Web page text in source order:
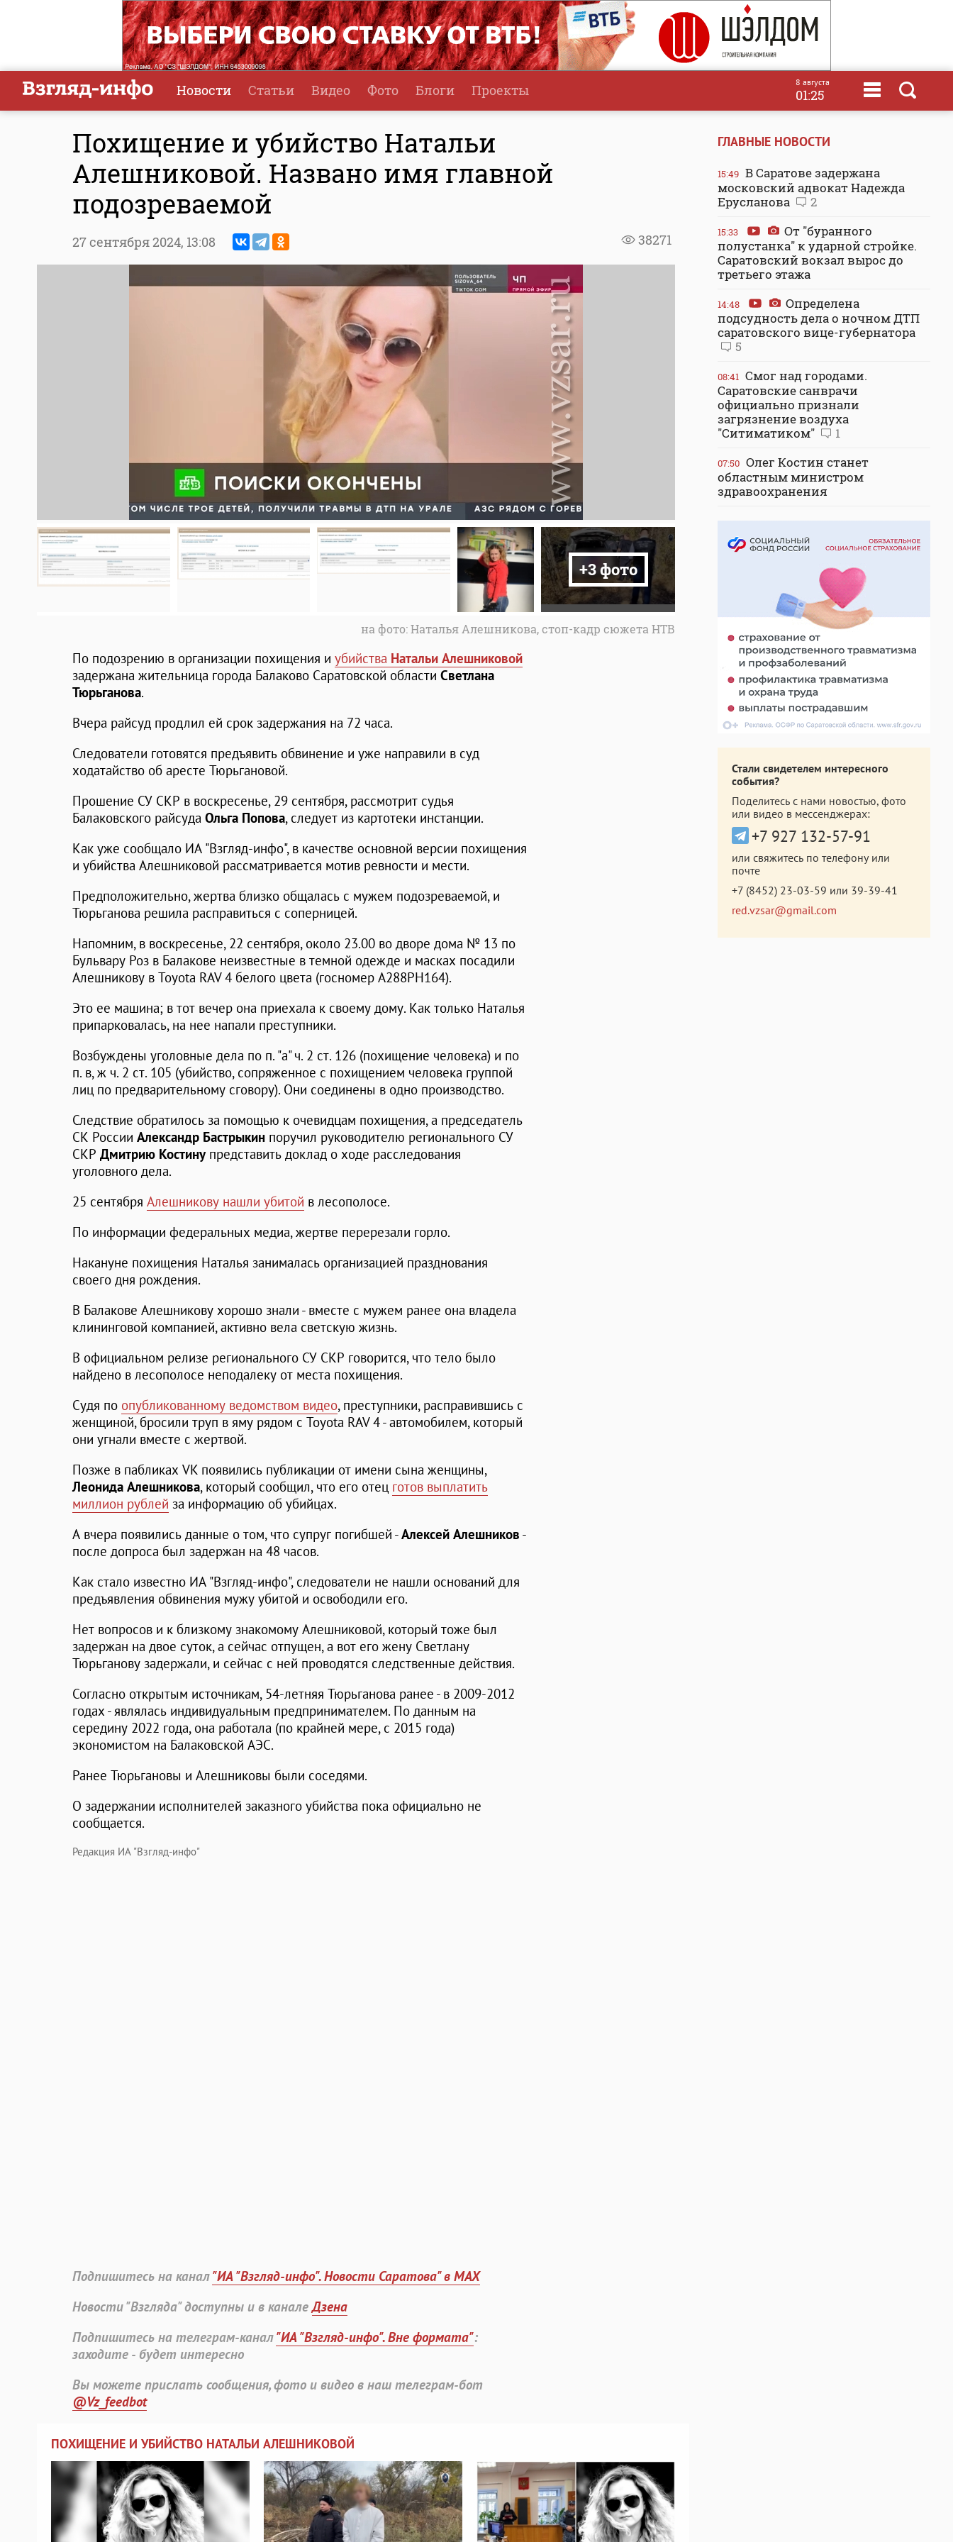
Новости Статьи Видео Фото Блоги Проекты 8 августа
01:25
Похищение и убийство Натальи
Алешниковой. Названо имя главной
подозреваемой
38271
27 сентября 2024, 13:08
+3 фото
на фото: Наталья Алешникова, стоп-кадр сюжета НТВ
По подозрению в организации похищения и убийства Натальи Алешниковой
задержана жительница города Балаково Саратовской области Светлана
Тюрьганова.
Вчера райсуд продлил ей срок задержания на 72 часа.
Следователи готовятся предъявить обвинение и уже направили в суд
ходатайство об аресте Тюрьгановой.
Прошение СУ СКР в воскресенье, 29 сентября, рассмотрит судья
Балаковского райсуда Ольга Попова, следует из картотеки инстанции.
Как уже сообщало ИА "Взгляд-инфо", в качестве основной версии похищения
и убийства Алешниковой рассматривается мотив ревности и мести.
Предположительно, жертва близко общалась с мужем подозреваемой, и
Тюрьганова решила расправиться с соперницей.
Напомним, в воскресенье, 22 сентября, около 23.00 во дворе дома № 13 по
Бульвару Роз в Балакове неизвестные в темной одежде и масках посадили
Алешникову в Toyota RAV 4 белого цвета (госномер А288РН164).
Это ее машина; в тот вечер она приехала к своему дому. Как только Наталья
припарковалась, на нее напали преступники.
Возбуждены уголовные дела по п. "а" ч. 2 ст. 126 (похищение человека) и по
п. в, ж ч. 2 ст. 105 (убийство, сопряженное с похищением человека группой
лиц по предварительному сговору). Они соединены в одно производство.
Следствие обратилось за помощью к очевидцам похищения, а председатель
СК России Александр Бастрыкин поручил руководителю регионального СУ
СКР Дмитрию Костину представить доклад о ходе расследования
уголовного дела.
25 сентября Алешникову нашли убитой в лесополосе.
По информации федеральных медиа, жертве перерезали горло.
Накануне похищения Наталья занималась организацией празднования
своего дня рождения.
В Балакове Алешникову хорошо знали - вместе с мужем ранее она владела
клининговой компанией, активно вела светскую жизнь.
В официальном релизе регионального СУ СКР говорится, что тело было
найдено в лесополосе неподалеку от места похищения.
Судя по опубликованному ведомством видео, преступники, расправившись с
женщиной, бросили труп в яму рядом с Toyota RAV 4 - автомобилем, который
они угнали вместе с жертвой.
Позже в пабликах VK появились публикации от имени сына женщины,
Леонида Алешникова, который сообщил, что его отец готов выплатить
миллион рублей за информацию об убийцах.
А вчера появились данные о том, что супруг погибшей -Алексей Алешников -
после допроса был задержан на 48 часов.
Как стало известно ИА "Взгляд-инфо", следователи не нашли оснований для
предъявления обвинения мужу убитой и освободили его.
Нет вопросов и к близкому знакомому Алешниковой, который тоже был
задержан на двое суток, а сейчас отпущен, а вот его жену Светлану
Тюрьганову задержали, и сейчас с ней проводятся следственные действия.
Согласно открытым источникам, 54-летняя Тюрьганова ранее - в 2009-2012
годах - являлась индивидуальным предпринимателем. По данным на
середину 2022 года, она работала (по крайней мере, с 2015 года)
экономистом на Балаковской АЭС.
Ранее Тюрьгановы и Алешниковы были соседями.
О задержании исполнителей заказного убийства пока официально не
сообщается.
Редакция ИА "Взгляд-инфо"
Подпишитесь на канал"ИА "Взгляд-инфо". Новости Саратова" в MAX
Новости "Взгляда" доступны и в каналеДзена
Подпишитесь на телеграм-канал"ИА "Взгляд-инфо". Вне формата":
заходите - будет интересно
Вы можете прислать сообщения, фото и видео в наш телеграм-бот
@Vz_feedbot
ПОХИЩЕНИЕ И УБИЙСТВО НАТАЛЬИ АЛЕШНИКОВОЙ
ГЛАВНЫЕ НОВОСТИ
15:49 В Саратове задержана
московский адвокат Надежда
Ерусланова
2
15:33
От "буранного
полустанка" к ударной стройке.
Саратовский вокзал вырос до
третьего этажа
14:48
Определена
подсудность дела о ночном ДТП
саратовского вице-губернатора
5
08:41 Смог над городами.
Саратовские санврачи
официально признали
загрязнение воздуха
"Ситиматиком"
1
07:50 Олег Костин станет
областным министром
здравоохранения
Стали свидетелем интересного
события?
Поделитесь с нами новостью, фото
или видео в мессенджерах:
+7 927 132-57-91
или свяжитесь по телефону или
почте
+7 (8452) 23-03-59 или 39-39-41
red.vzsar@gmail.com